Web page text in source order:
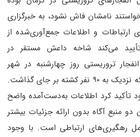
نامشان فاش نشود، به خبرگزاری
ارتباطات و اطلاعات جمع‌آوری‌شده از
می‌کند شاخه داعش مستقر در
تروریستی روز چهارشنبه در شهر
کرمان ایران بوده است که نزدیک به ۹۰ نفر کشته بر جای گذاشت.
تأکید کرد اطلاعات به‌دست‌آمده واضح
منبع آگاه بدون ارائه جزئیات بیشتر
رهگیری‌های ارتباطی است. با وجود